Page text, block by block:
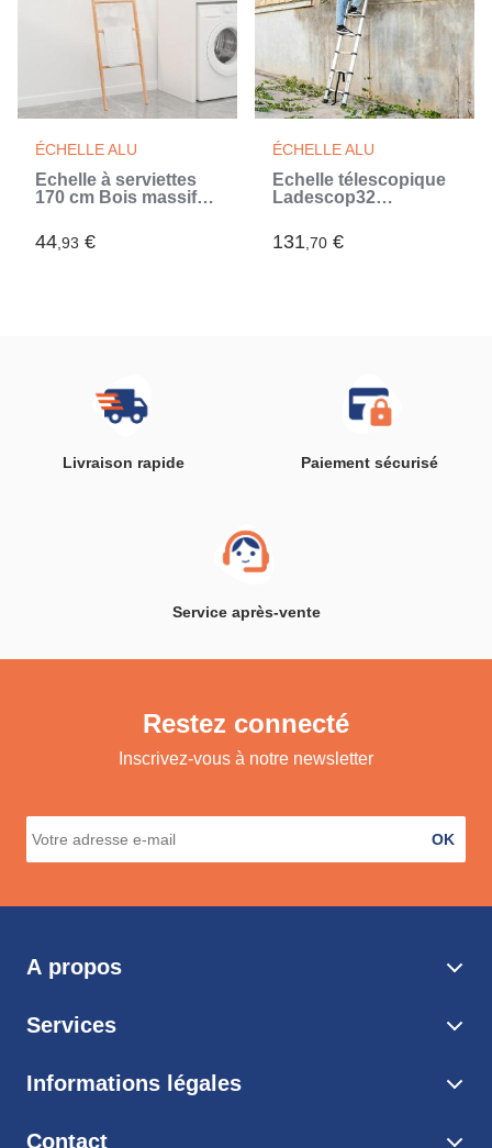
ÉCHELLE ALU
Échelle à serviettes
170 cm Bois massif
44,93 €
ÉCHELLE ALU
Échelle télescopique
Ladescop32
131,70 €
Livraison rapide Paiement sécurisé
Service après-vente
Restez connecté
Inscrivez-vous à notre newsletter
OK
A propos
Services
Informations légales
Contact